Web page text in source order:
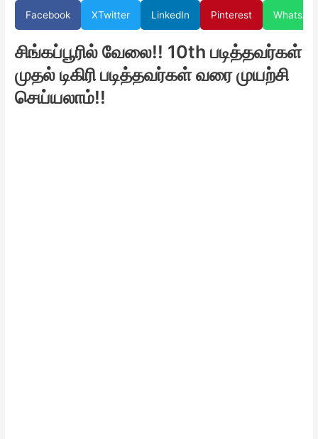
Facebook XTwitter LinkedIn Pinterest
சிங்கப்பூரில் வேலை!! 10th படித்தவர்கள்
முதல் டிகிரி படித்தவர்கள் வரை முயற்சி
செய்யலாம்!!